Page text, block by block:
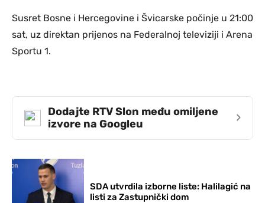
Susret Bosne i Hercegovine i Švicarske počinje u 21:00
sat, uz direktan prijenos na Federalnoj televiziji i Arena
Sportu 1.
Dodajte RTV Slon među omiljene
izvore na Googleu
›
SDA utvrdila izborne liste: Halilagić na
listi za Zastupnički dom